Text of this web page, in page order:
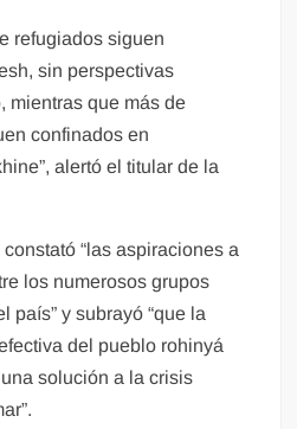
refugiados siguen
sin perspectivas
mientras que más de
confinados en
alertó el titular de la
“las aspiraciones a
los numerosos grupos
país” y subrayó “que la
del pueblo rohinyá
solución a la crisis